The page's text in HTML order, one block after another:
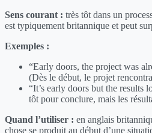
Sens courant : très tôt dans un
est typiquement britannique et peut
Exemples :
“Early doors, the project was
(Dès le début, le projet
“It’s early doors but the results
tôt pour conclure, mais les
Quand l’utiliser : en anglais
chose se produit au début d’une